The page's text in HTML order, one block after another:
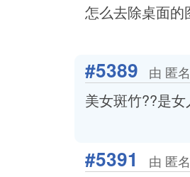
怎么去除桌面的
#5389 由 匿
美女斑竹??是
#5391 由 匿